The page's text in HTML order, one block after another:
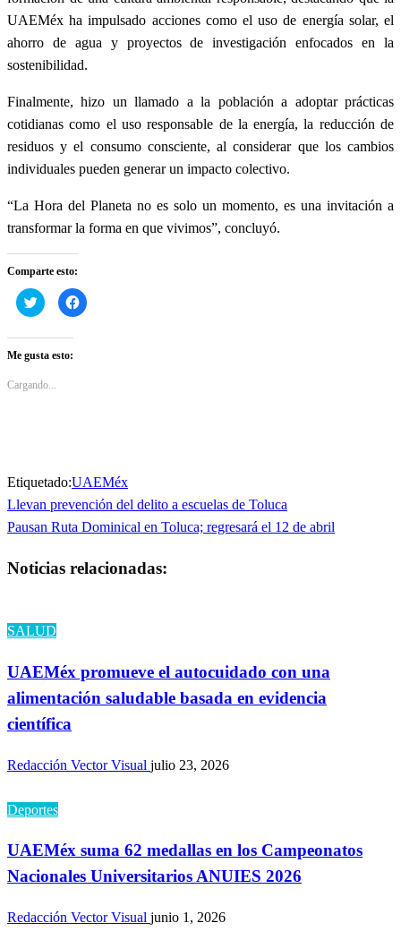
UAEMéx ha impulsado acciones como el uso de energía solar, el
ahorro de agua y proyectos de investigación enfocados en la
sostenibilidad.
Finalmente, hizo un llamado a la población a adoptar prácticas
cotidianas como el uso responsable de la energía, la reducción de
residuos y el consumo consciente, al considerar que los cambios
individuales pueden generar un impacto colectivo.
“La Hora del Planeta no es solo un momento, es una invitación a
transformar la forma en que vivimos”, concluyó.
Comparte esto:
Haz
clic
en
Twitter
(Se
en
Haz
clic
Me gusta esto:
Cargando...
Etiquetado:UAEMéx
Navegación
entradas
Entrada
anterior
Llevan prevención del delito a escuelas de Toluca
Entrada
Pausan Ruta Dominical en Toluca; regresará el 12 de abril
Noticias relacionadas:
SALUD
UAEMéx promueve el autocuidado con una
alimentación saludable basada en evidencia
científica
Redacción Vector Visual julio 23, 2026
Deportes
UAEMéx suma 62 medallas en los Campeonatos
Nacionales Universitarios ANUIES 2026
Redacción Vector Visual junio 1, 2026